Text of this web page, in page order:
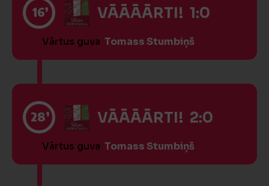
16’ VĀĀĀĀRTI! 1:0
Vārtus guva Tomass Stumbiņš
28’ VĀĀĀĀRTI! 2:0
Vārtus guva Tomass Stumbiņš